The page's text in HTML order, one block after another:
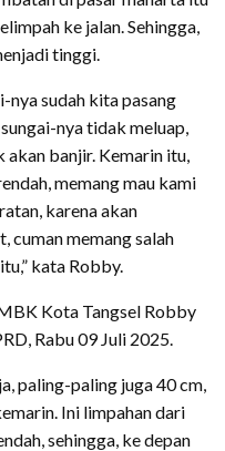
ke jalan. Sehingga,
tinggi.
nya sudah kita pasang
nya tidak meluap,
akan banjir. Kemarin itu,
memang mau kami
karena akan
cuman memang salah
kata Robby.
Kota Tangsel Robby
Rabu 09 Juli 2025.
paling-paling juga 40 cm,
Ini limpahan dari
sehingga, ke depan